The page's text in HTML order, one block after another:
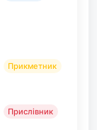
Прикметник
Прислівник